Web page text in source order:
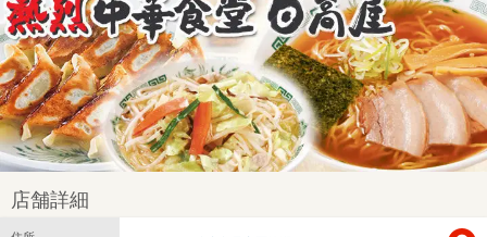
店舗詳細